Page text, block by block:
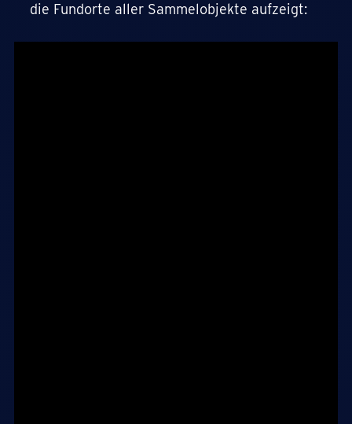
die Fundorte aller Sammelobjekte aufzeigt: